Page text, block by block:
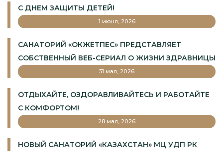
С ДНЕМ ЗАЩИТЫ ДЕТЕЙ!
1 июня, 2026
САНАТОРИЙ «ОКЖЕТПЕС» ПРЕДСТАВЛЯЕТ
СОБСТВЕННЫЙ ВЕБ-СЕРИАЛ О ЖИЗНИ ЗДРАВНИЦЫ
31 мая, 2026
ОТДЫХАЙТЕ, ОЗДОРАВЛИВАЙТЕСЬ И РАБОТАЙТЕ
С КОМФОРТОМ!
28 мая, 2026
НОВЫЙ САНАТОРИЙ «КАЗАХСТАН» МЦ УДП РК